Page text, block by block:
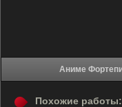
Похожие работы: